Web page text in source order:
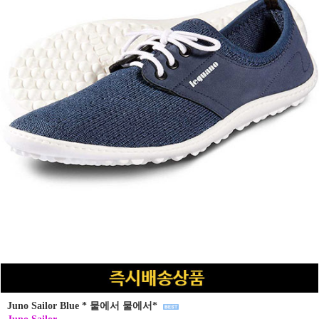
Juno Sailor Blue * 뭍에서 물에서*